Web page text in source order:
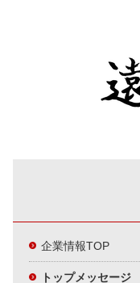
企業情報TOP
トップメッセージ